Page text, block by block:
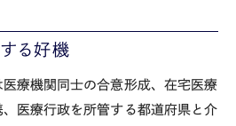
る好機
療機関同士の合意形成、在宅医療
医療行政を所管する都道府県と介